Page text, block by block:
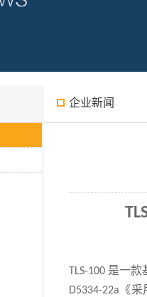
企业新闻
TLS-100 是一款
D5334-22a 《